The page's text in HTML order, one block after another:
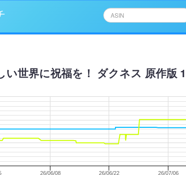
世界に祝福を！ ダクネス 原作版
26/06/08 26/06/22 26/07/06